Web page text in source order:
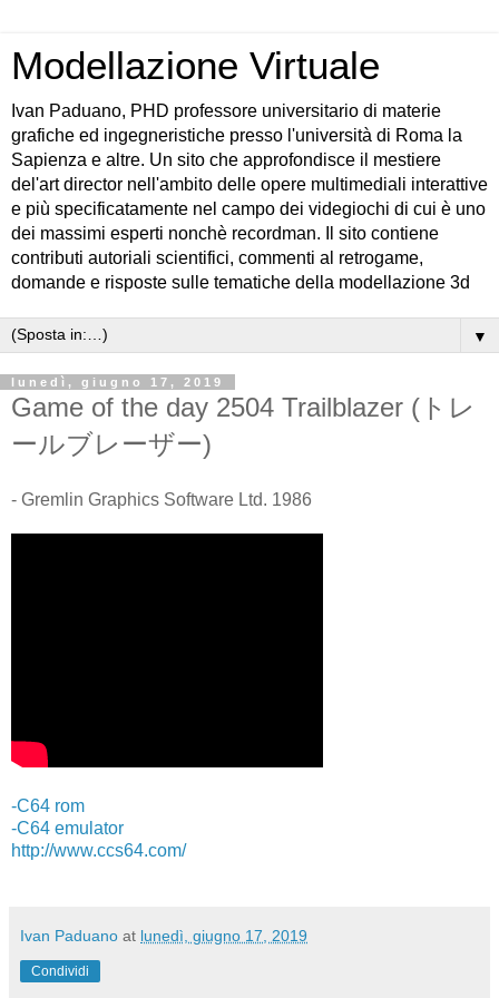
Modellazione Virtuale
Ivan Paduano, PHD professore universitario di materie
grafiche ed ingegneristiche presso l'università di Roma la
Sapienza e altre. Un sito che approfondisce il mestiere
del'art director nell'ambito delle opere multimediali interattive
e più specificatamente nel campo dei videgiochi di cui è uno
dei massimi esperti nonchè recordman. Il sito contiene
contributi autoriali scientifici, commenti al retrogame,
domande e risposte sulle tematiche della modellazione 3d
▼
lunedì, giugno 17, 2019
Game of the day 2504 Trailblazer (トレ
ールブレーザー)
- Gremlin Graphics Software Ltd. 1986
-C64 rom
-C64 emulator
http://www.ccs64.com/
Ivan Paduano at lunedì, giugno 17, 2019
Condividi